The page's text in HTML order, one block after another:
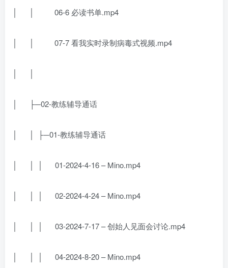
│ │ 06-6 必读书单.mp4
│ │ 07-7 看我实时录制病毒式视频.mp4
│ ├─02-教练辅导通话
│ │ ├─01-教练辅导通话
│ │ │ 01-2024-4-16 – Mino.mp4
│ │ │ 02-2024-4-24 – Mino.mp4
│ │ │ 03-2024-7-17 – 创始人见面会讨论.mp4
│ │ │ 04-2024-8-20 – Mino.mp4